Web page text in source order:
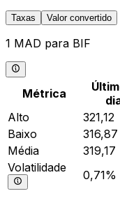
Taxas Valor convertido
1 MAD para BIF
Métrica
Alto
321,12
Baixo
316,87
Média
319,17
Volatilidade
0,71%